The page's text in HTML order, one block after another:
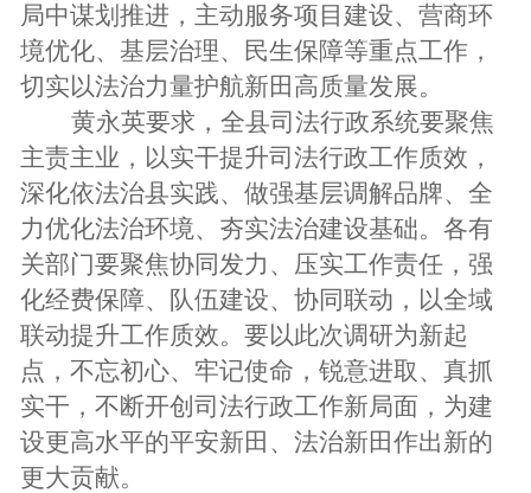
局中谋划推进，主动服务项目建设、营商环
境优化、基层治理、民生保障等重点工作，
切实以法治力量护航新田高质量发展。
黄永英要求，全县司法行政系统要聚焦
主责主业，以实干提升司法行政工作质效，
深化依法治县实践、做强基层调解品牌、全
力优化法治环境、夯实法治建设基础。各有
关部门要聚焦协同发力、压实工作责任，强
化经费保障、队伍建设、协同联动，以全域
联动提升工作质效。要以此次调研为新起
点，不忘初心、牢记使命，锐意进取、真抓
实干，不断开创司法行政工作新局面，为建
设更高水平的平安新田、法治新田作出新的
更大贡献。